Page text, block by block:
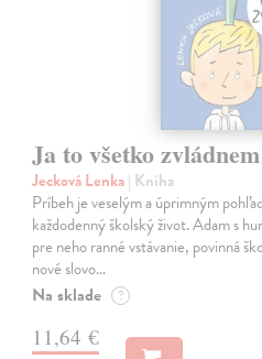
Ja to všetko zvládnem
Jecková Lenka| Kniha
Príbeh je veselým a úprimným
každodenný školský život. Adam s
pre neho ranné vstávanie, povinná
nové slovo…
Na sklade ?
11,64 €